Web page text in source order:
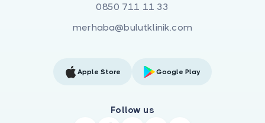
0850 711 11 33
merhaba@bulutklinik.com
Apple Store Google Play
Follow us